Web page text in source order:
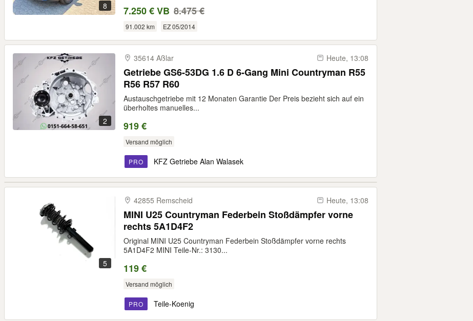
8 7.250 € VB 8.475 €
91.002 km EZ 05/2014
2
35614 Aßlar Heute, 13:08
Getriebe GS6-53DG 1.6 D 6-Gang Mini Countryman R55
R56 R57 R60
Austauschgetriebe mit 12 Monaten Garantie Der Preis bezieht sich auf ein
überholtes manuelles...
919 €
Versand möglich
PRO KFZ Getriebe Alan Walasek
5
42855 Remscheid Heute, 13:08
MINI U25 Countryman Federbein Stoßdämpfer vorne
rechts 5A1D4F2
Original MINI U25 Countryman Federbein Stoßdämpfer vorne rechts
5A1D4F2 MINI Teile-Nr.: 3130...
119 €
Versand möglich
PRO Teile-Koenig